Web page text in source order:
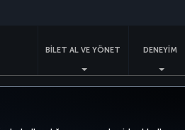
BİLET AL VE YÖNET DENEYİM